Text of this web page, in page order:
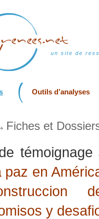
un site de
Outils d’analyses
Fiches et
témoignage
paz en
y